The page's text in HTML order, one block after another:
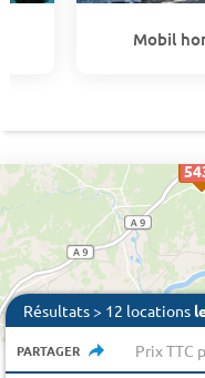
Mobil
Résultats > 12 locations
PARTAGER Prix TTC